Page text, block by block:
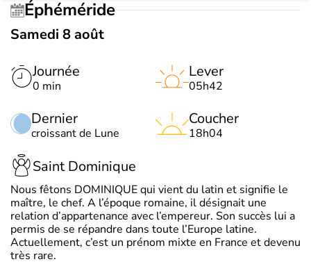
Éphéméride
Samedi 8 août
Journée
0 min
Dernier
croissant de Lune
Lever
05h42
Coucher
18h04
Saint Dominique
Nous fêtons DOMINIQUE qui vient du latin et signifie le
maître, le chef. A l’époque romaine, il désignait une
relation d’appartenance avec l’empereur. Son succès lui a
permis de se répandre dans toute l’Europe latine.
Actuellement, c’est un prénom mixte en France et devenu
très rare.